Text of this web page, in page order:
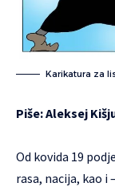
Karikatura za
Piše: Aleksej
Od kovida 19
rasa, nacija, kao i